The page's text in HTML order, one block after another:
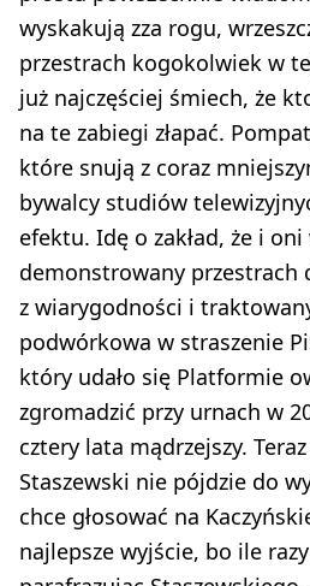
wyskakują zza rogu,
przestrach kogokolwiek w
już najczęściej śmiech, że
na te zabiegi złapać.
które snują z coraz
bywalcy studiów
efektu. Idę o zakład, że i
demonstrowany przestrach
z wiarygodności i
podwórkowa w straszenie
który udało się Platformie
zgromadzić przy urnach w
cztery lata mądrzejszy.
Staszewski nie pójdzie do
chce głosować na
najlepsze wyjście, bo ile